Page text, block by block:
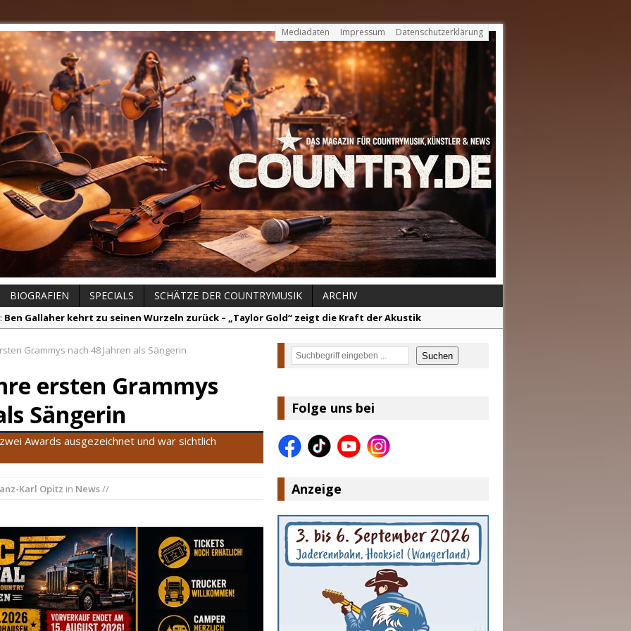
Mediadaten Impressum Datenschutzerklärung
BIOGRAFIEN SPECIALS SCHÄTZE DER COUNTRYMUSIK
ARCHIV
Ben Gallaher kehrt zu seinen Wurzeln zurück – „Taylor Gold“ zeigt die Kraft der Akustik
Pearce hinterfragt den ständigen Vergleich mit anderen
Langley schreibt Musikgeschichte: „Choosin‘ Texas“ gehört zu den größten Hits aller Zeiten
veröffentlicht neue Single „Late Night Talks“ – eine Hymne auf unvergessliche Sommernächte
Music Hot News – 9. August 2026: Morgan Wallen, Dolly Parton und Riley Green im Fokus
Grammys nach 48 Jahren als Sängerin
ersten Grammys
Sängerin
Awards ausgezeichnet und war sichtlich
Karl Opitz in News//
Suchen Suchen
Folge uns bei
Anzeige